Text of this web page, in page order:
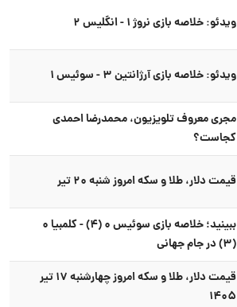
ویدئو: خلاصه بازی نروژ ۱ - انگلیس ۲
ویدئو: خلاصه بازی آرژانتین ۳ - سوئیس ۱
مجری معروف تلویزیون، محمدرضا احمدی
کجاست؟
قیمت دلار، طلا و سکه امروز شنبه ۲۰ تیر
ببینید؛ خلاصه بازی سوئیس ۰ (۴) - کلمبیا ۰
(۳) در جام جهانی
قیمت دلار، طلا و سکه امروز چهارشنبه ۱۷ تیر
۱۴۰۵